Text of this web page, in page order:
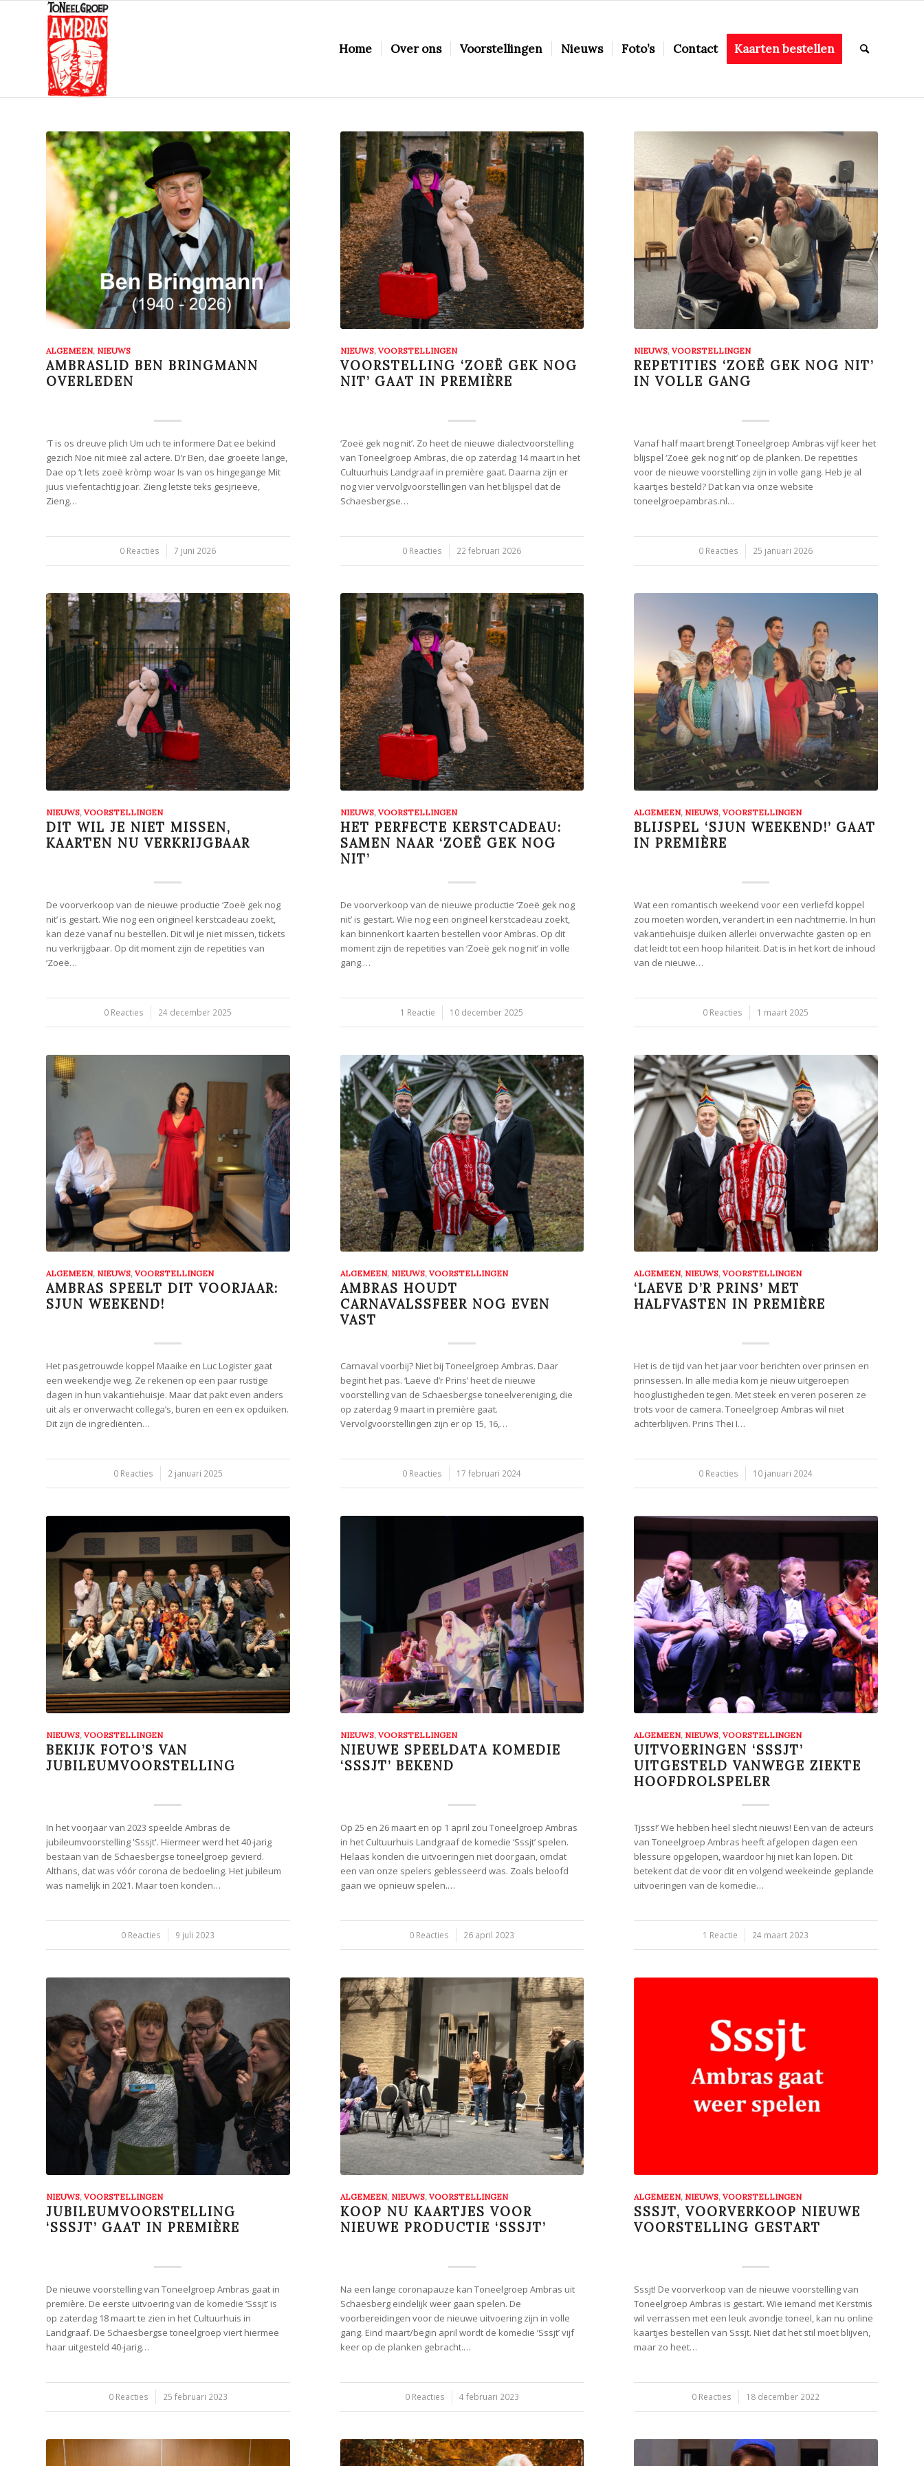
Home Over ons Voorstellingen Nieuws Foto’s Contact Kaarten bestellen
ALGEMEEN, NIEUWS
AMBRASLID BEN BRINGMANN
OVERLEDEN
'T is os dreuve plich Um uch te informere Dat ee bekind
gezich Noe nit mieë zal actere. D’r Ben, dae groeëte lange,
Dae op ‘t lets zoeë kròmp woar Is van os hingegange Mit
juus viefentachtig joar. Zieng letste teks gesjrieëve,
Zieng…
0 Reacties
/ 7 juni 2026
NIEUWS, VOORSTELLINGEN
VOORSTELLING ‘ZOEË GEK NOG
NIT’ GAAT IN PREMIÈRE
‘Zoeë gek nog nit’. Zo heet de nieuwe dialectvoorstelling
van Toneelgroep Ambras, die op zaterdag 14 maart in het
Cultuurhuis Landgraaf in première gaat. Daarna zijn er
nog vier vervolgvoorstellingen van het blijspel dat de
Schaesbergse…
0 Reacties
/ 22 februari 2026
NIEUWS,VOORSTELLINGEN
REPETITIES ‘ZOEË GEK NOG NIT’
IN VOLLE GANG
Vanaf half maart brengt Toneelgroep Ambras vijf keer het
blijspel ‘Zoeë gek nog nit’ op de planken. De repetities
voor de nieuwe voorstelling zijn in volle gang. Heb je al
kaartjes besteld? Dat kan via onze website
toneelgroepambras.nl…
0 Reacties
/ 25 januari 2026
NIEUWS, VOORSTELLINGEN
DIT WIL JE NIET MISSEN,
KAARTEN NU VERKRIJGBAAR
De voorverkoop van de nieuwe productie ‘Zoeë gek nog
nit’ is gestart. Wie nog een origineel kerstcadeau zoekt,
kan deze vanaf nu bestellen. Dit wil je niet missen, tickets
nu verkrijgbaar. Op dit moment zijn de repetities van
‘Zoeë…
0 Reacties
/ 24 december 2025
NIEUWS, VOORSTELLINGEN
HET PERFECTE KERSTCADEAU:
SAMEN NAAR ‘ZOEË GEK NOG
NIT’
De voorverkoop van de nieuwe productie ‘Zoeë gek nog
nit’ is gestart. Wie nog een origineel kerstcadeau zoekt,
kan binnenkort kaarten bestellen voor Ambras. Op dit
moment zijn de repetities van ‘Zoeë gek nog nit’ in volle
gang.…
1 Reactie
/ 10 december 2025
ALGEMEEN, NIEUWS,VOORSTELLINGEN
BLIJSPEL ‘SJUN WEEKEND!’ GAAT
IN PREMIÈRE
Wat een romantisch weekend voor een verliefd koppel
zou moeten worden, verandert in een nachtmerrie. In hun
vakantiehuisje duiken allerlei onverwachte gasten op en
dat leidt tot een hoop hilariteit. Dat is in het kort de inhoud
van de nieuwe…
0 Reacties
/ 1 maart 2025
ALGEMEEN, NIEUWS, VOORSTELLINGEN
AMBRAS SPEELT DIT VOORJAAR:
SJUN WEEKEND!
Het pasgetrouwde koppel Maaike en Luc Logister gaat
een weekendje weg. Ze rekenen op een paar rustige
dagen in hun vakantiehuisje. Maar dat pakt even anders
uit als er onverwacht collega’s, buren en een ex opduiken.
Dit zijn de ingrediënten…
0 Reacties
/ 2 januari 2025
ALGEMEEN, NIEUWS, VOORSTELLINGEN
AMBRAS HOUDT
CARNAVALSSFEER NOG EVEN
VAST
Carnaval voorbij? Niet bij Toneelgroep Ambras. Daar
begint het pas. ‘Laeve d’r Prins’ heet de nieuwe
voorstelling van de Schaesbergse toneelvereniging, die
op zaterdag 9 maart in première gaat.
Vervolgvoorstellingen zijn er op 15, 16,…
0 Reacties
/ 17 februari 2024
ALGEMEEN, NIEUWS,VOORSTELLINGEN
‘LAEVE D’R PRINS’ MET
HALFVASTEN IN PREMIÈRE
Het is de tijd van het jaar voor berichten over prinsen en
prinsessen. In alle media kom je nieuw uitgeroepen
hooglustigheden tegen. Met steek en veren poseren ze
trots voor de camera. Toneelgroep Ambras wil niet
achterblijven. Prins Thei I…
0 Reacties
/ 10 januari 2024
NIEUWS, VOORSTELLINGEN
BEKIJK FOTO’S VAN
JUBILEUMVOORSTELLING
In het voorjaar van 2023 speelde Ambras de
jubileumvoorstelling 'Sssjt'. Hiermeer werd het 40-jarig
bestaan van de Schaesbergse toneelgroep gevierd.
Althans, dat was vóór corona de bedoeling. Het jubileum
was namelijk in 2021. Maar toen konden…
0 Reacties
/ 9 juli 2023
NIEUWS, VOORSTELLINGEN
NIEUWE SPEELDATA KOMEDIE
‘SSSJT’ BEKEND
Op 25 en 26 maart en op 1 april zou Toneelgroep Ambras
in het Cultuurhuis Landgraaf de komedie ‘Sssjt’ spelen.
Helaas konden die uitvoeringen niet doorgaan, omdat
een van onze spelers geblesseerd was. Zoals beloofd
gaan we opnieuw spelen.…
0 Reacties
/ 26 april 2023
ALGEMEEN, NIEUWS,VOORSTELLINGEN
UITVOERINGEN ‘SSSJT’
UITGESTELD VANWEGE ZIEKTE
HOOFDROLSPELER
Tjsss!’ We hebben heel slecht nieuws! Een van de acteurs
van Toneelgroep Ambras heeft afgelopen dagen een
blessure opgelopen, waardoor hij niet kan lopen. Dit
betekent dat de voor dit en volgend weekeinde geplande
uitvoeringen van de komedie…
1 Reactie
/ 24 maart 2023
NIEUWS, VOORSTELLINGEN
JUBILEUMVOORSTELLING
‘SSSJT’ GAAT IN PREMIÈRE
De nieuwe voorstelling van Toneelgroep Ambras gaat in
première. De eerste uitvoering van de komedie ‘Sssjt’ is
op zaterdag 18 maart te zien in het Cultuurhuis in
Landgraaf. De Schaesbergse toneelgroep viert hiermee
haar uitgesteld 40-jarig…
0 Reacties
/ 25 februari 2023
ALGEMEEN, NIEUWS, VOORSTELLINGEN
KOOP NU KAARTJES VOOR
NIEUWE PRODUCTIE ‘SSSJT’
Na een lange coronapauze kan Toneelgroep Ambras uit
Schaesberg eindelijk weer gaan spelen. De
voorbereidingen voor de nieuwe uitvoering zijn in volle
gang. Eind maart/begin april wordt de komedie ’Sssjt’ vijf
keer op de planken gebracht.…
0 Reacties
/ 4 februari 2023
ALGEMEEN, NIEUWS,VOORSTELLINGEN
SSSJT, VOORVERKOOP NIEUWE
VOORSTELLING GESTART
Sssjt! De voorverkoop van de nieuwe voorstelling van
Toneelgroep Ambras is gestart. Wie iemand met Kerstmis
wil verrassen met een leuk avondje toneel, kan nu online
kaartjes bestellen van Sssjt. Niet dat het stil moet blijven,
maar zo heet…
0 Reacties
/ 18 december 2022